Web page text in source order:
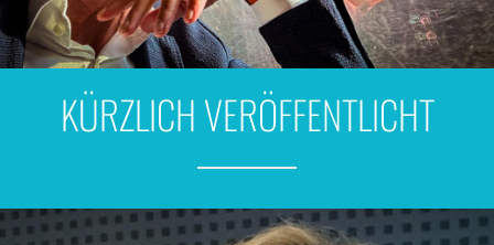
KÜRZLICH VERÖFFENTLICHT